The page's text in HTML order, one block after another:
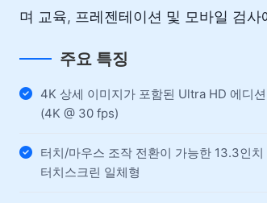
며 교육, 프레젠테이션 및 모바일 검사
주요 특징
4K 상세 이미지가 포함된 Ultra HD 에디션
(4K @ 30 fps)
터치/마우스 조작 전환이 가능한 13.3인치
터치스크린 일체형